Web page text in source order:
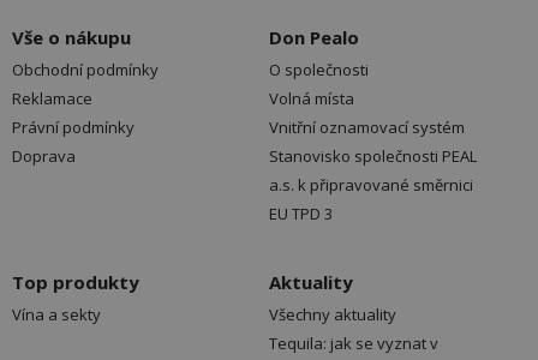
Vše o nákupu
Obchodní podmínky
Reklamace
Právní podmínky
Doprava
Don Pealo
O společnosti
Volná místa
Vnitřní oznamovací systém
Stanovisko společnosti PEAL
a.s. k připravované směrnici
EU TPD 3
Top produkty
Vína a sekty
Aktuality
Všechny aktuality
Tequila: jak se vyznat v